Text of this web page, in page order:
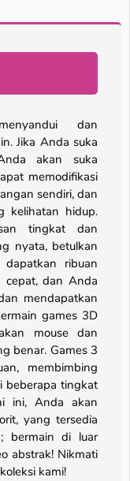
dan
Jika Anda suka
akan suka
memodifikasi
sendiri, dan
kelihatan hidup.
tingkat dan
nyata, betulkan
ribuan
cepat, dan Anda
mendapatkan
games 3D
mouse dan
benar. Games 3
membimbing
beberapa tingkat
ini, Anda akan
yang tersedia
bermain di luar
abstrak! Nikmati
kami!